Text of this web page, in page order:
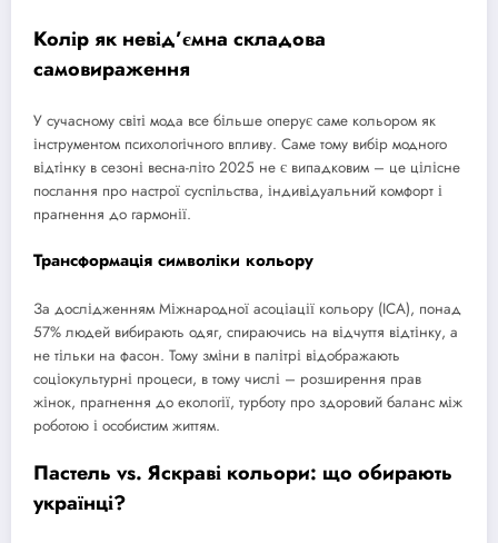
Колір як невід’ємна складова
самовираження
У сучасному світі мода все більше оперує саме кольором як
інструментом психологічного впливу. Саме тому вибір модного
відтінку в сезоні весна-літо 2025 не є випадковим – це цілісне
послання про настрої суспільства, індивідуальний комфорт і
прагнення до гармонії.
Трансформація символіки кольору
За дослідженням Міжнародної асоціації кольору (ICA), понад
57% людей вибирають одяг, спираючись на відчуття відтінку, а
не тільки на фасон. Тому зміни в палітрі відображають
соціокультурні процеси, в тому числі – розширення прав
жінок, прагнення до екології, турботу про здоровий баланс між
роботою і особистим життям.
Пастель vs. Яскраві кольори: що обирають
українці?